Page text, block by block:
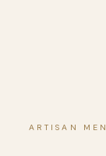
ARTISAN